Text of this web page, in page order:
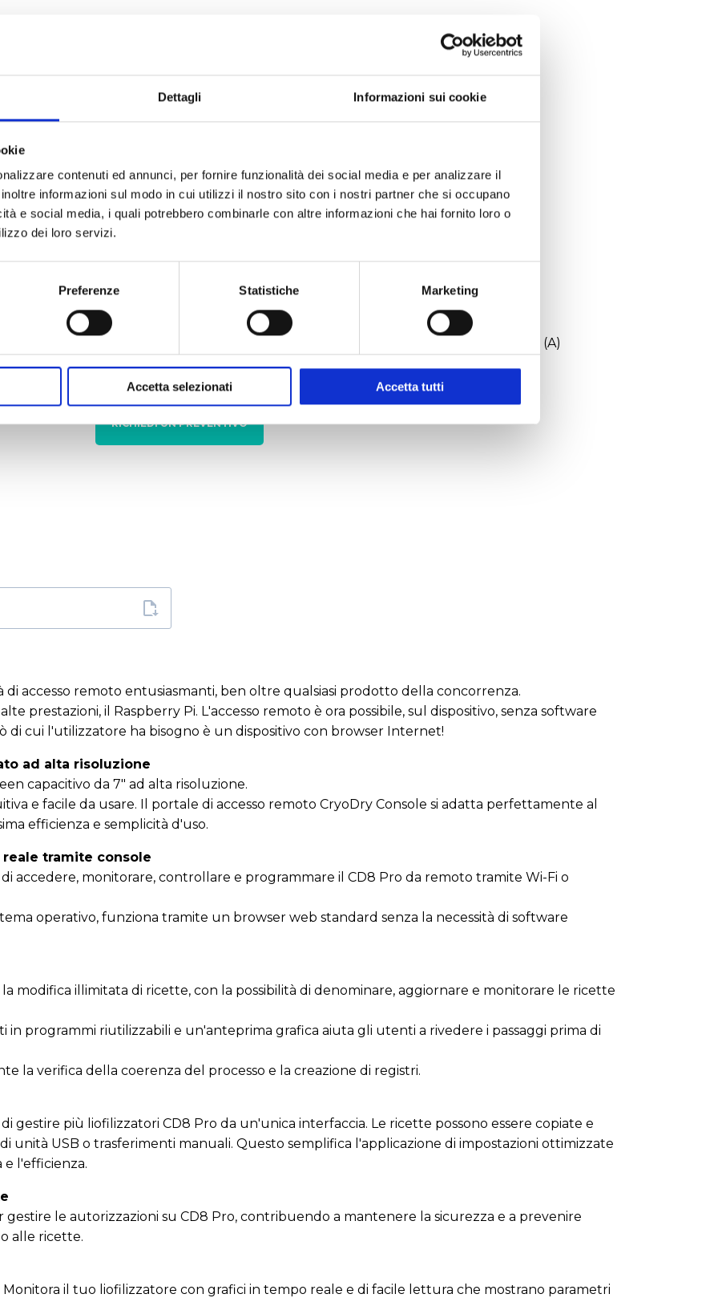
Dettagli Informazioni sui cookie
contenuti ed annunci, per fornire funzionalità dei social media e per analizzare il
informazioni sul modo in cui utilizzi il nostro sito con i nostri partner che si occupano
e social media, i quali potrebbero combinarle con altre informazioni che hai fornito loro o
dei loro servizi.
Preferenze Statistiche Marketing
Accetta selezionati Accetta tutti
tecniche
8 kg
24 ore
<-40°C
di umidità
del ripiano
Temperatura minima/massima del ripiano: -35...+60°C
Requisiti di potenza
Elettrico 110V +/- 10% 60Hz 8,5 A
Corrente massima della pompa del vuoto: 3A
Interfacce: USB-A, USB-B, Wi-Fi
Dimensioni esterne (DxLxH): 770x748x507 mm
Peso: 87 Kg
Livello di rumorosità (senza pompa del vuoto): 54 dB (A)
RICHIEDI UN PREVENTIVO
accesso remoto entusiasmanti, ben oltre qualsiasi prodotto della concorrenza.
prestazioni, il Raspberry Pi. L'accesso remoto è ora possibile, sul dispositivo, senza software
di cui l'utilizzatore ha bisogno è un dispositivo con browser Internet!
ad alta risoluzione
capacitivo da 7" ad alta risoluzione.
e facile da usare. Il portale di accesso remoto CryoDry Console si adatta perfettamente al
efficienza e semplicità d'uso.
tramite console
accedere, monitorare, controllare e programmare il CD8 Pro da remoto tramite Wi-Fi o
operativo, funziona tramite un browser web standard senza la necessità di software
modifica illimitata di ricette, con la possibilità di denominare, aggiornare e monitorare le ricette
in programmi riutilizzabili e un'anteprima grafica aiuta gli utenti a rivedere i passaggi prima di
la verifica della coerenza del processo e la creazione di registri.
gestire più liofilizzatori CD8 Pro da un'unica interfaccia. Le ricette possono essere copiate e
unità USB o trasferimenti manuali. Questo semplifica l'applicazione di impostazioni ottimizzate
l'efficienza.
gestire le autorizzazioni su CD8 Pro, contribuendo a mantenere la sicurezza e a prevenire
alle ricette.
il tuo liofilizzatore con grafici in tempo reale e di facile lettura che mostrano parametri